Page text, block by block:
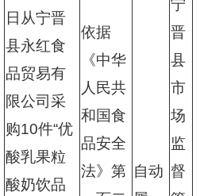
日从宁晋
县永红食
品贸易有
限公司采
购10件“优
酸乳果粒
酸奶饮品
依据
《中华
人民共
和国食
品安全
法》第 自动
宁
晋
县
市
场
监
督